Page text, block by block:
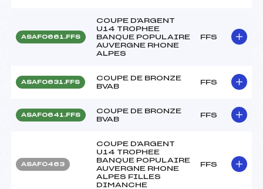
ASAF0661.FFS
COUPE D'ARGENT
U14 TROPHEE
BANQUE POPULAIRE
AUVERGNE RHONE
ALPES
FFS
ASAF0631.FFS
COUPE DE BRONZE
BVAB
FFS
ASAF0641.FFS
COUPE DE BRONZE
BVAB
FFS
ASAF0463
COUPE D'ARGENT
U14 TROPHEE
BANQUE POPULAIRE
AUVERGNE RHONE
ALPES FILLES
DIMANCHE
FFS